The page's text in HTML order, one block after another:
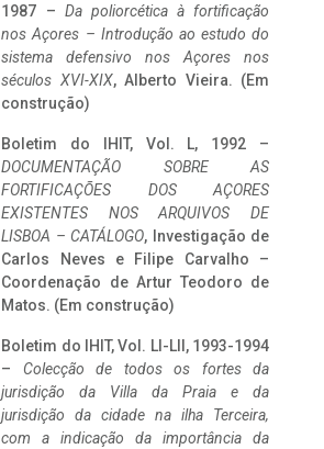
1987 – Da poliorcética à fortificação
nos Açores – Introdução ao estudo do
sistema defensivo nos Açores nos
séculos XVI-XIX, Alberto Vieira. (Em
construção)
Boletim do IHIT, Vol. L, 1992 –
DOCUMENTAÇÃO SOBRE AS
FORTIFICAÇÕES DOS AÇORES
EXISTENTES NOS ARQUIVOS DE
LISBOA – CATÁLOGO, Investigação de
Carlos Neves e Filipe Carvalho –
Coordenação de Artur Teodoro de
Matos. (Em construção)
Boletim do IHIT, Vol. LI-LII, 1993-1994
– Colecção de todos os fortes da
jurisdição da Villa da Praia e da
jurisdição da cidade na ilha Terceira,
com a indicação da importância da